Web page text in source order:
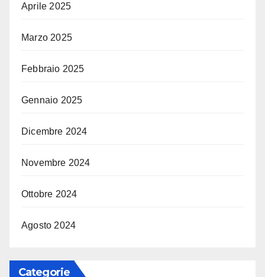
Aprile 2025
Marzo 2025
Febbraio 2025
Gennaio 2025
Dicembre 2024
Novembre 2024
Ottobre 2024
Agosto 2024
Categorie